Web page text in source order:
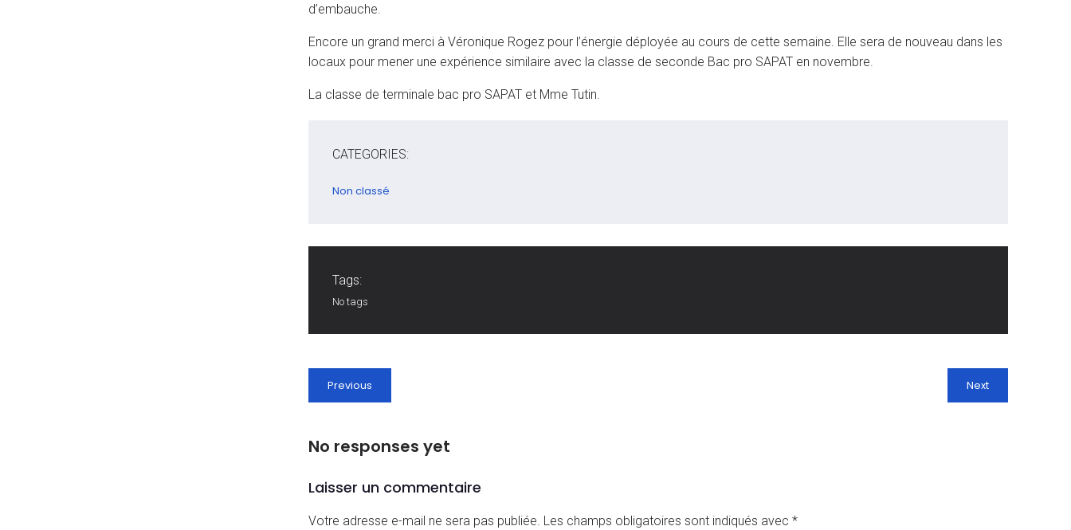
d’embauche.
Encore un grand merci à Véronique Rogez pour l’énergie déployée au cours de cette semaine. Elle sera de nouveau dans les
locaux pour mener une expérience similaire avec la classe de seconde Bac pro SAPAT en novembre.
La classe de terminale bac pro SAPAT et Mme Tutin.
CATEGORIES:
Non classé
Tags:
No tags
Previous Next
No responses yet
Laisser un commentaire
Votre adresse e-mail ne sera pas publiée. Les champs obligatoires sont indiqués avec *